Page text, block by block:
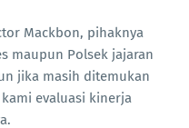
Mackbon, pihaknya
maupun Polsek jajaran
jika masih ditemukan
evaluasi kinerja